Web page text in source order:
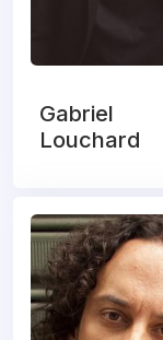
Gabriel
Louchard